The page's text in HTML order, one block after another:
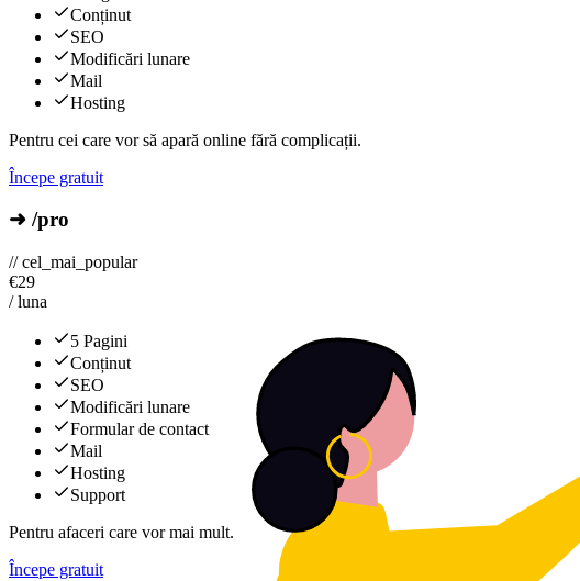
Conținut
SEO
Modificări lunare
Mail
Hosting
Pentru cei care vor să apară online fără complicații.
Începe gratuit
➜ /pro
// cel_mai_popular
€29
/ luna
5 Pagini
Conținut
SEO
Modificări lunare
Formular de contact
Mail
Hosting
Support
Pentru afaceri care vor mai mult.
Începe gratuit